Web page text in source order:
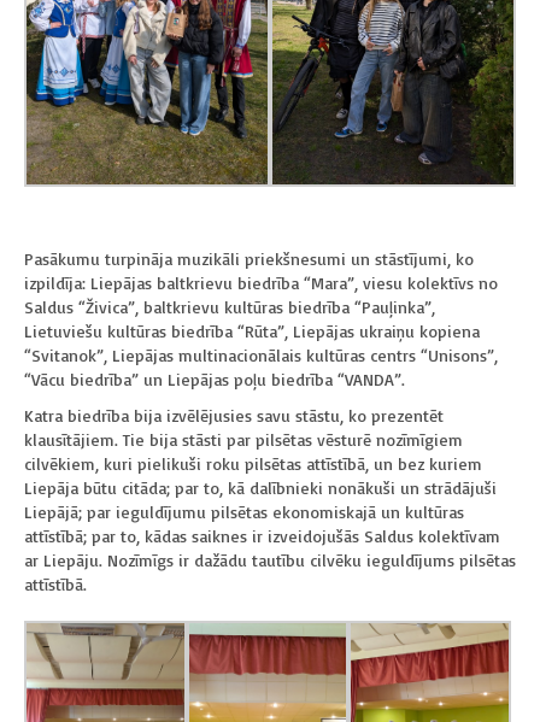
Pasākumu turpināja muzikāli priekšnesumi un stāstījumi, ko
izpildīja: Liepājas baltkrievu biedrība “Mara”, viesu kolektīvs no
Saldus “Živica”, baltkrievu kultūras biedrība “Pauļinka”,
Lietuviešu kultūras biedrība “Rūta”, Liepājas ukraiņu kopiena
“Svitanok”, Liepājas multinacionālais kultūras centrs “Unisons”,
“Vācu biedrība” un Liepājas poļu biedrība “VANDA”.
Katra biedrība bija izvēlējusies savu stāstu, ko prezentēt
klausītājiem. Tie bija stāsti par pilsētas vēsturē nozīmīgiem
cilvēkiem, kuri pielikuši roku pilsētas attīstībā, un bez kuriem
Liepāja būtu citāda; par to, kā dalībnieki nonākuši un strādājuši
Liepājā; par ieguldījumu pilsētas ekonomiskajā un kultūras
attīstībā; par to, kādas saiknes ir izveidojušās Saldus kolektīvam
ar Liepāju. Nozīmīgs ir dažādu tautību cilvēku ieguldījums pilsētas
attīstībā.